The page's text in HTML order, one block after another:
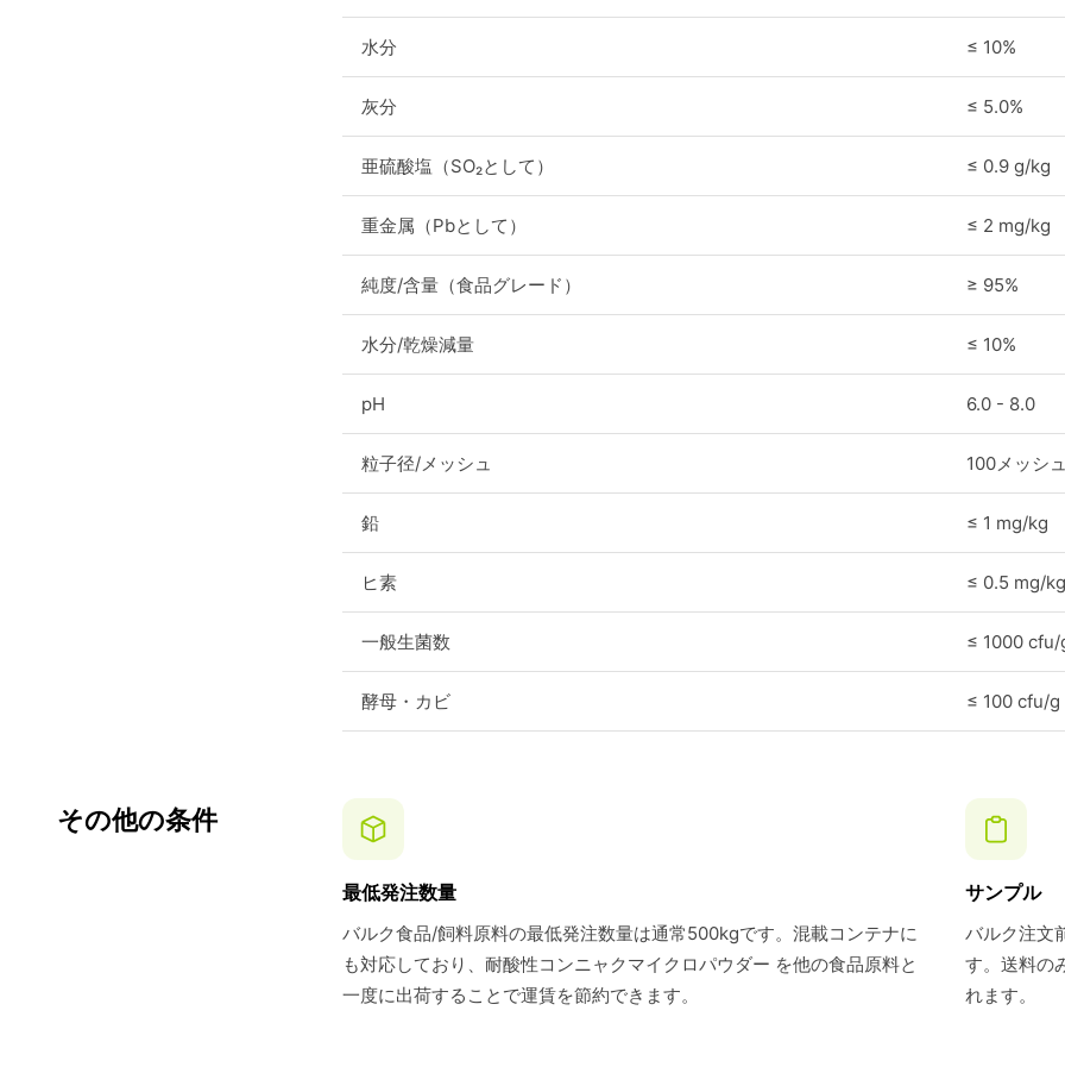
水分 ≤ 10%
灰分 ≤ 5.0%
亜硫酸塩（SO₂として） ≤ 0.9 g/kg
重金属（Pbとして） ≤ 2 mg/kg
純度/含量（食品グレード） ≥ 95%
水分/乾燥減量 ≤ 10%
pH 6.0 - 8.0
粒子径/メッシュ 100メッシュ
鉛 ≤ 1 mg/kg
ヒ素 ≤ 0.5 mg/kg
一般生菌数 ≤ 1000 cfu/
酵母・カビ ≤ 100 cfu/g
その他の条件
最低発注数量
バルク食品/飼料原料の最低発注数量は通常500kgです。混載コンテナに
も対応しており、耐酸性コンニャクマイクロパウダー を他の食品原料と
一度に出荷することで運賃を節約できます。
サンプル
バルク注文
す。送料の
れます。